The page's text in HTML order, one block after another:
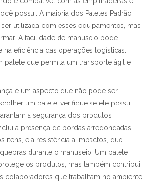
possui. A maioria dos Paletes Padrão
utilizada com esses equipamentos, mas
A facilidade de manuseio pode
na eficiência das operações logísticas,
palete que permita um transporte ágil e
é um aspecto que não pode ser
um palete, verifique se ele possui
a segurança dos produtos
a presença de bordas arredondadas,
itens, e a resistência a impactos, que
durante o manuseio. Um palete
os produtos, mas também contribui
colaboradores que trabalham no ambiente